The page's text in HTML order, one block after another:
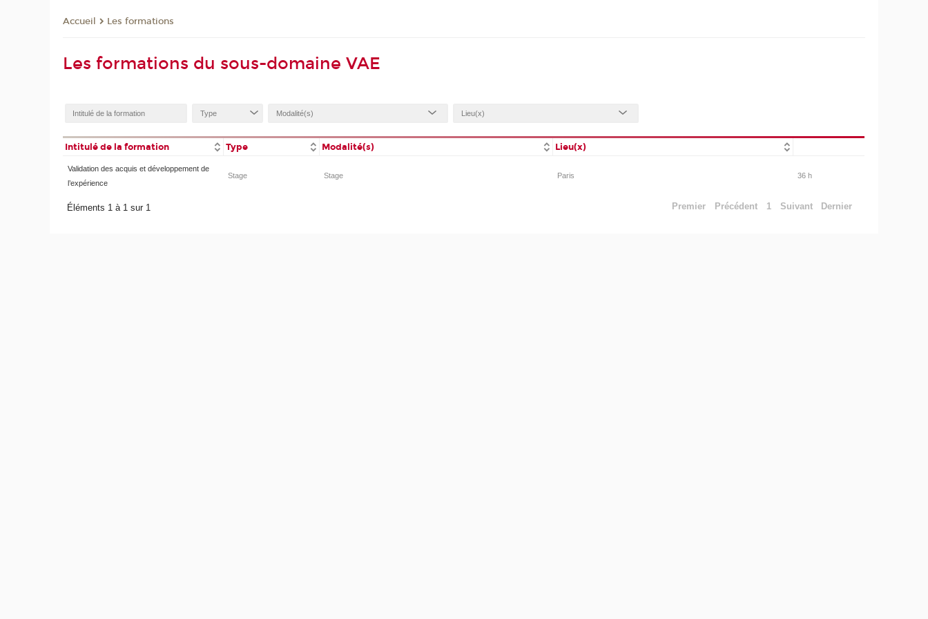
Accueil Les formations
Les formations du sous-domaine VAE
Intitulé de la formation Type Modalité(s) Lieu(x)
Validation des acquis et développement de
l’expérience
Stage Stage Paris 36 h
Éléments 1 à 1 sur 1 Premier Précédent 1 Suivant Dernier